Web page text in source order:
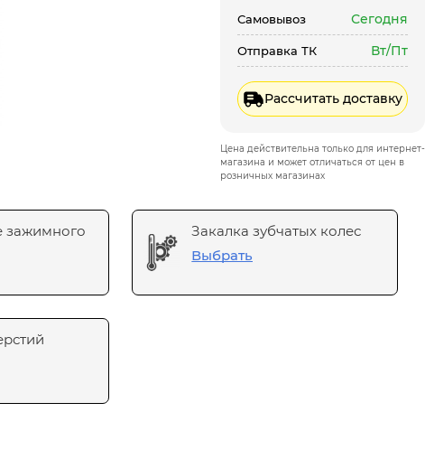
Самовывоз Сегодня
Отправка ТК Вт/Пт
Рассчитать доставку
Цена действительна только для интернет-
магазина и может отличаться от цен в
розничных магазинах
зажимного
Закалка зубчатых колес
Выбрать